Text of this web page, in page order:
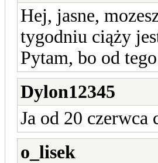
Hej, jasne,
tygodniu ciąży
Pytam, bo od
Dylon12345
Ja od 20
o_lisek